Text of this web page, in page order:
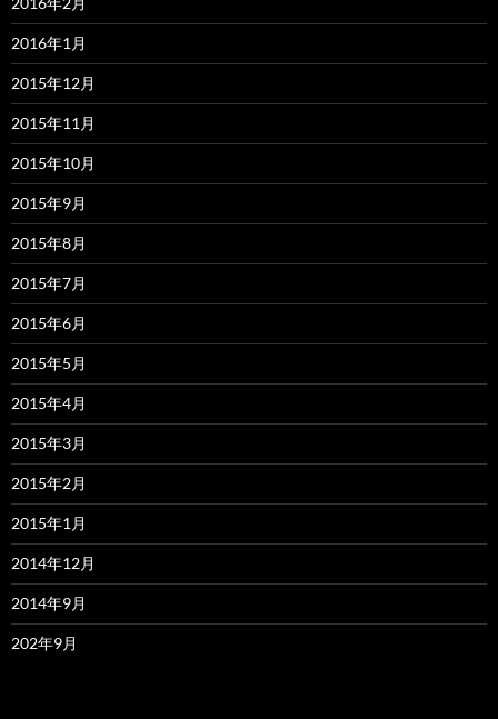
2016年1月
2015年12月
2015年11月
2015年10月
2015年9月
2015年8月
2015年7月
2015年6月
2015年5月
2015年4月
2015年3月
2015年2月
2015年1月
2014年12月
2014年9月
202年9月